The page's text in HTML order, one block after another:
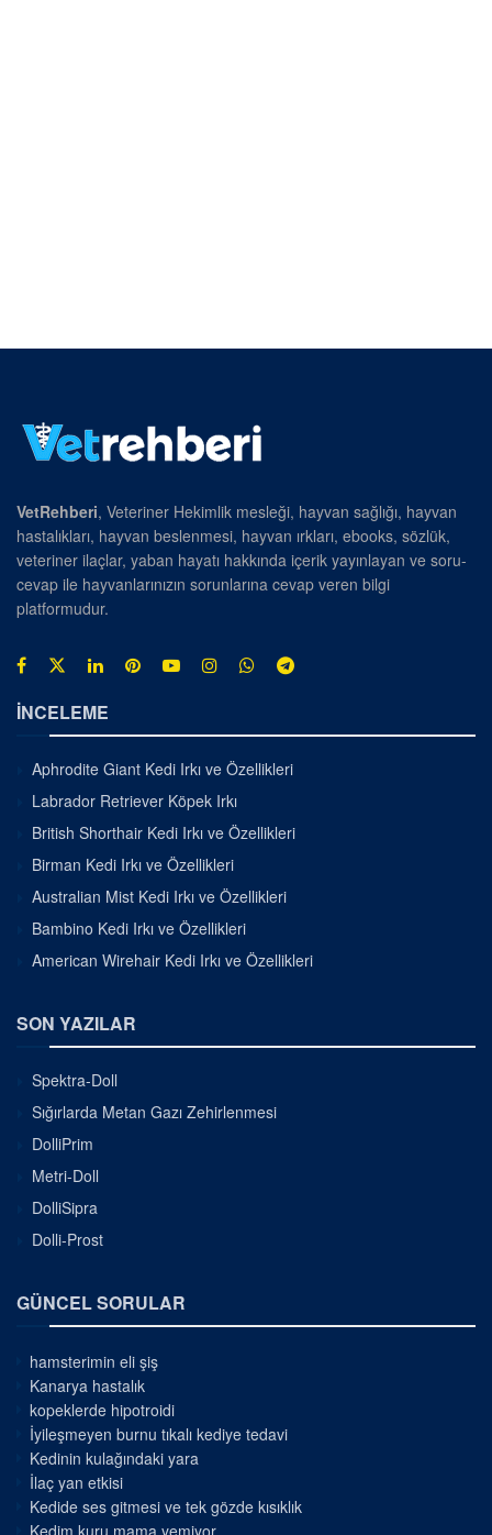
VetRehberi, Veteriner Hekimlik mesleği, hayvan sağlığı, hayvan
hastalıkları, hayvan beslenmesi, hayvan ırkları, ebooks, sözlük,
veteriner ilaçlar, yaban hayatı hakkında içerik yayınlayan ve soru-
cevap ile hayvanlarınızın sorunlarına cevap veren bilgi
platformudur.
İNCELEME
Aphrodite Giant Kedi Irkı ve Özellikleri
Labrador Retriever Köpek Irkı
British Shorthair Kedi Irkı ve Özellikleri
Birman Kedi Irkı ve Özellikleri
Australian Mist Kedi Irkı ve Özellikleri
Bambino Kedi Irkı ve Özellikleri
American Wirehair Kedi Irkı ve Özellikleri
SON YAZILAR
Spektra-Doll
Sığırlarda Metan Gazı Zehirlenmesi
DolliPrim
Metri-Doll
DolliSipra
Dolli-Prost
GÜNCEL SORULAR
hamsterimin eli şiş
Kanarya hastalık
kopeklerde hipotroidi
İyileşmeyen burnu tıkalı kediye tedavi
Kedinin kulağındaki yara
İlaç yan etkisi
Kedide ses gitmesi ve tek gözde kısıklık
Kedim kuru mama yemiyor